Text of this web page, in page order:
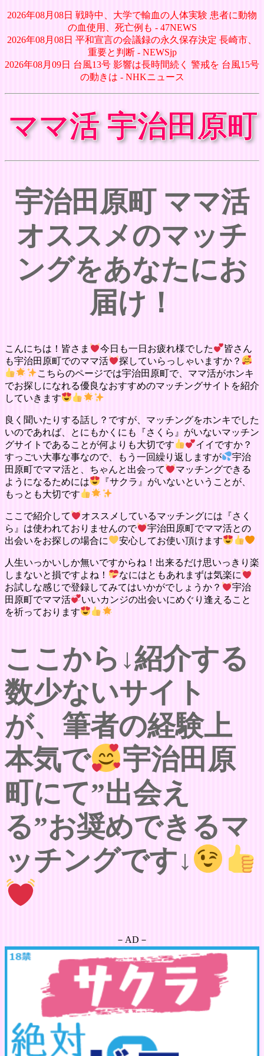
2026年08月08日 戦時中、大学で輸血の人体実験 患者に動物
の血使用、死亡例も - 47NEWS
2026年08月08日 平和宣言の会議録の永久保存決定 長崎市、
重要と判断 - NEWSjp
2026年08月09日 台風13号 影響は長時間続く 警戒を 台風15号
の動きは - NHKニュース
ママ活 宇治田原町
宇治田原町 ママ活
オススメのマッチ
ングをあなたにお
届け！
こんにちは！皆さま 今日も一日お疲れ様でした
皆さん
も宇治田原町でのママ活
探していらっしゃいますか？
こちらのページでは宇治田原町で、ママ活がホンキ
でお探しになれる優良なおすすめのマッチングサイトを紹介
していきます
良く聞いたりする話し？ですが、マッチングをホンキでした
いのであれば、とにもかくにも『さくら』がいないマッチン
グサイトであることが何よりも大切です
イイですか？
すっごい大事な事なので、もう一回繰り返しますが
宇治
田原町でママ活と、ちゃんと出会って
マッチングできる
ようになるためには
『サクラ』がいないということが、
もっとも大切です
ここで紹介して
オススメしているマッチングには『さく
ら』は使われておりませんので
宇治田原町でママ活との
出会いをお探しの場合に
安心してお使い頂けます
人生いっかいしか無いですからね！出来るだけ思いっきり楽
しまないと損ですよね！
なにはともあれまずは気楽に
お試しな感じで登録してみてはいかがでしょうか？
宇治
田原町でママ活
いいカンジの出会いにめぐり逢えること
を祈っております
ここから↓紹介する
数少ないサイト
が、筆者の経験上
本気で
宇治田原
町にて”出会え
る”お奨めできるマ
ッチングです↓
－AD－